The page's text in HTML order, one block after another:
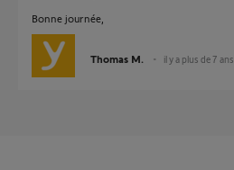
Bonne journée,
Thomas M. il y a plus de 7 ans